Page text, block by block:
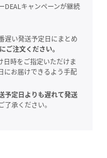
キャンペーンが継続
遅い発送予定日にまとめ
ご注文ください。
時をご指定いただけま
にお届けできるよう手配
予定日よりも遅れて発送
承ください。